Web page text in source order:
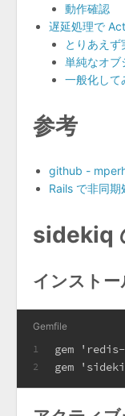
動作確認
遅延処理で
とりあえず
単純なオブ
一般化して
参考
github -
Rails で非同期
sidekiq
インストー
Gemfile
1
2
gem 'redis-
gem